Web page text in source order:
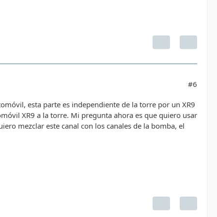
#6
esta parte es independiente de la torre por un XR9
XR9 a la torre. Mi pregunta ahora es que quiero usar
mezclar este canal con los canales de la bomba, el